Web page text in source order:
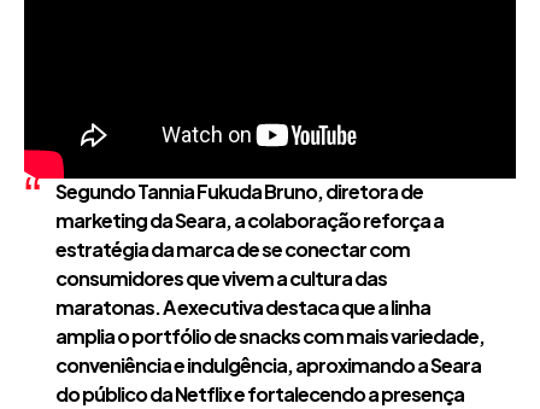
Segundo Tannia Fukuda Bruno, diretora de
marketing da Seara, a colaboração reforça a
estratégia da marca de se conectar com
consumidores que vivem a cultura das
maratonas. A executiva destaca que a linha
amplia o portfólio de snacks com mais variedade,
conveniência e indulgência, aproximando a Seara
do público da Netflix e fortalecendo a presença